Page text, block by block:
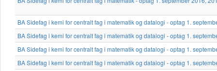
BA Sidefag i kemi for centralt fag i matematik og datalogi - optag 1.
BA Sidefag i kemi for centralt fag i matematik og datalogi - optag 1.
BA Sidefag i kemi for centralt fag i matematik og datalogi - optag 1.
BA Sidefag i kemi for centralt fag i matematik og datalogi - optag 1.